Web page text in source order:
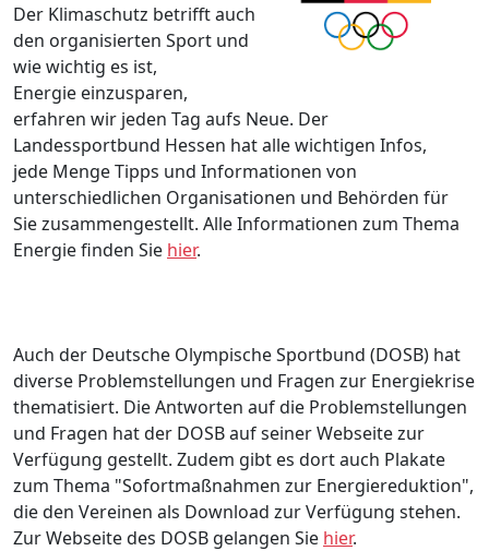
Der Klimaschutz betrifft auch
den organisierten Sport und
wie wichtig es ist,
Energie einzusparen,
erfahren wir jeden Tag aufs Neue. Der
Landessportbund Hessen hat alle wichtigen Infos,
jede Menge Tipps und Informationen von
unterschiedlichen Organisationen und Behörden für
Sie zusammengestellt. Alle Informationen zum Thema
Energie finden Sie hier.
Auch der Deutsche Olympische Sportbund (DOSB) hat
diverse Problemstellungen und Fragen zur Energiekrise
thematisiert. Die Antworten auf die Problemstellungen
und Fragen hat der DOSB auf seiner Webseite zur
Verfügung gestellt. Zudem gibt es dort auch Plakate
zum Thema "Sofortmaßnahmen zur Energiereduktion",
die den Vereinen als Download zur Verfügung stehen.
Zur Webseite des DOSB gelangen Sie hier.